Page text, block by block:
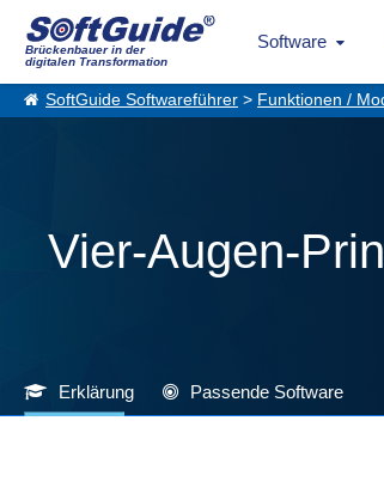
Brückenbauer in der
digitalen Transformation
Software
SoftGuide Softwareführer > Funktionen /
Vier-Augen-
Erklärung Passende Software